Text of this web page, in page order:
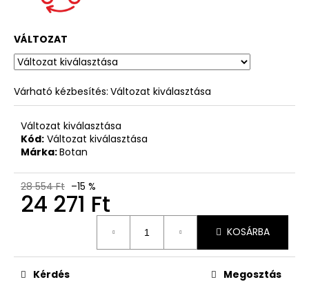
VÁLTOZAT
Várható kézbesítés: Változat kiválasztása
Változat kiválasztása
Kód: Változat kiválasztása
Márka:Botan
28 554 Ft –15 %
24 271 Ft
KOSÁRBA
Kérdés Megosztás